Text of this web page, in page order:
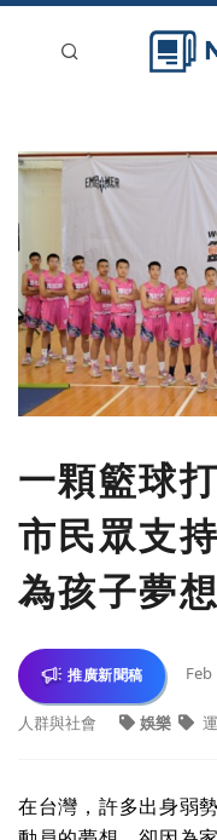
新聞稿分類
刊登
一顆籃球
市民眾支
為孩子夢
推廣新聞稿 Feb
人群與社會 娛樂
在台灣，許多出身弱